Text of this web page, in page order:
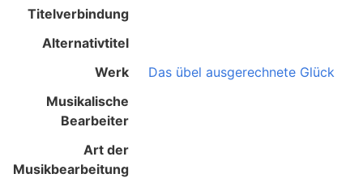
Titelverbindung
Alternativtitel
Werk
Das übel ausgerechnete Glück
Musikalische
Bearbeiter
Art der
Musikbearbeitung